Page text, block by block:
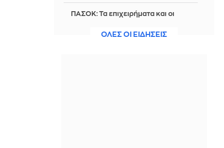
ΠΑΣΟΚ: Τα επιχειρήματα και οι
μέχρι τα επόμενα που αναιρούν τα
ΟΛΕΣ ΟΙ ΕΙΔΗΣΕΙΣ